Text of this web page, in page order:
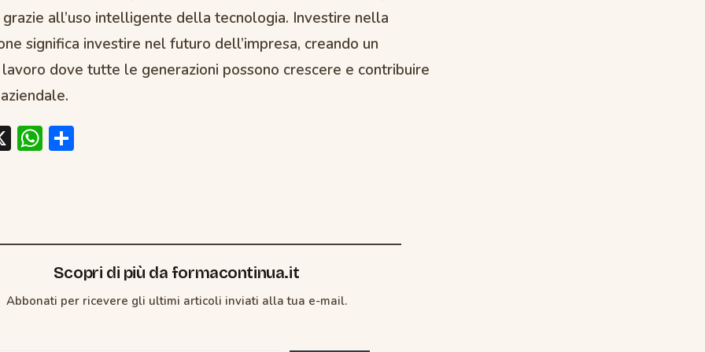
all’uso intelligente della tecnologia. Investire nella
significa investire nel futuro dell’impresa, creando un
dove tutte le generazioni possono crescere e contribuire
X W
A
p
p
C
vi
di
Scopri di più da formacontinua.it
Abbonati per ricevere gli ultimi articoli inviati alla tua e-mail.